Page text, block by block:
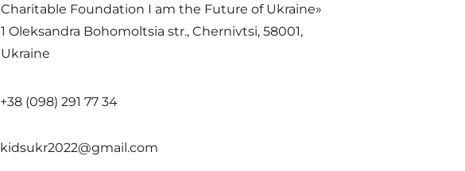
Charitable Foundation І am the Future of Ukraine»
1 Oleksandra Bohomoltsia str., Chernivtsi, 58001,
Ukraine
+38 (098) 291 77 34
kidsukr2022@gmail.com